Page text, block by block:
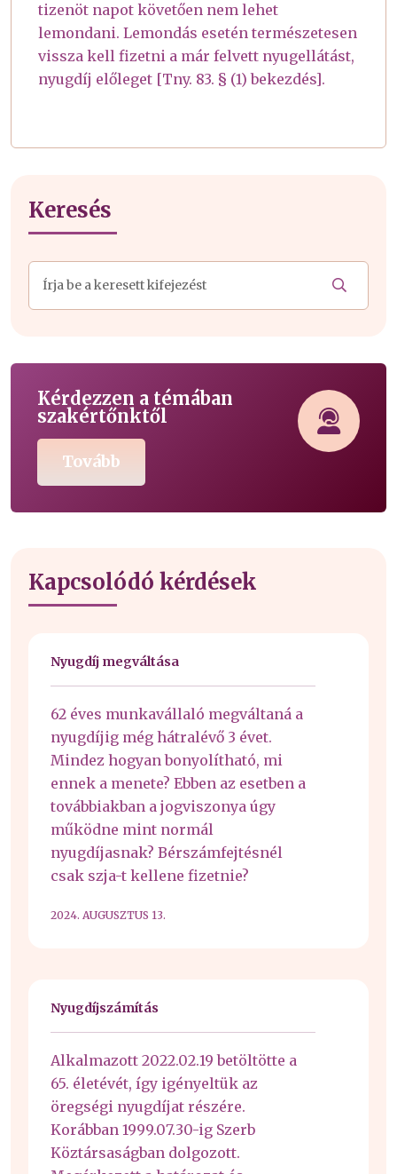
tizenöt napot követően nem lehet
lemondani. Lemondás esetén természetesen
vissza kell fizetni a már felvett nyugellátást,
nyugdíj előleget [Tny. 83. § (1) bekezdés].
Keresés
Kérdezzen a témában
szakértőnktől
Tovább
Kapcsolódó kérdések
Nyugdíj megváltása
62 éves munkavállaló megváltaná a
nyugdíjig még hátralévő 3 évet.
Mindez hogyan bonyolítható, mi
ennek a menete? Ebben az esetben a
továbbiakban a jogviszonya úgy
működne mint normál
nyugdíjasnak? Bérszámfejtésnél
csak szja-t kellene fizetnie?
2024. AUGUSZTUS 13.
Nyugdíjszámítás
Alkalmazott 2022.02.19 betöltötte a
65. életévét, így igényeltük az
öregségi nyugdíjat részére.
Korábban 1999.07.30-ig Szerb
Köztársaságban dolgozott.